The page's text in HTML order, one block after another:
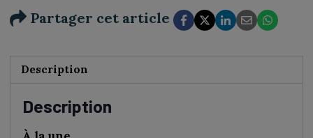
Callataÿ,
elle
-
Numérique
Partager cet article
Description
Description